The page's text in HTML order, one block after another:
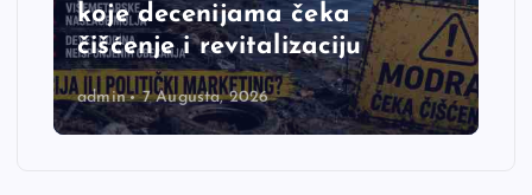
koje decenijama čeka
čišćenje i revitalizaciju
admin 7 Augusta, 2026